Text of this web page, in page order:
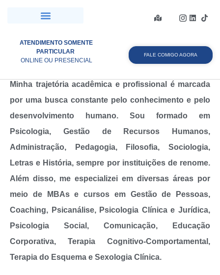
ATENDIMENTO SOMENTE
PARTICULAR
ONLINE OU PRESENCIAL
FALE COMIGO AGORA
Curriculo
Minha trajetória acadêmica e profissional é marcada
por uma busca constante pelo conhecimento e pelo
desenvolvimento humano. Sou formado em
Psicologia, Gestão de Recursos Humanos,
Administração, Pedagogia, Filosofia, Sociologia,
Letras e História, sempre por instituições de renome.
Além disso, me especializei em diversas áreas por
meio de MBAs e cursos em Gestão de Pessoas,
Coaching, Psicanálise, Psicologia Clínica e Jurídica,
Psicologia Social, Comunicação, Educação
Corporativa, Terapia Cognitivo-Comportamental,
Terapia do Esquema e Sexologia Clínica.